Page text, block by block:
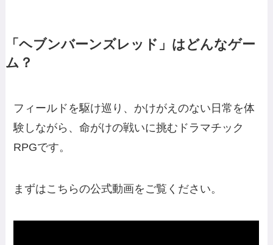
「ヘブンバーンズレッド」はどんなゲー
ム？
フィールドを駆け巡り、かけがえのない日常を体
験しながら、命がけの戦いに挑むドラマチック
RPGです。
まずはこちらの公式動画をご覧ください。